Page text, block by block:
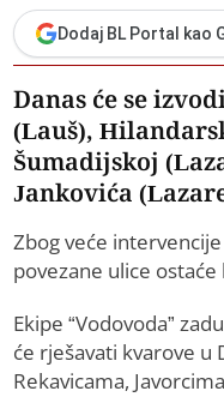
Dodaj BL Portal kao
Danas će se
(Lauš),
Šumadijskoj
Jankovića
Zbog veće
povezane ulice
Ekipe “Vodovoda”
će rješavati kvarove u
Rekavicama,